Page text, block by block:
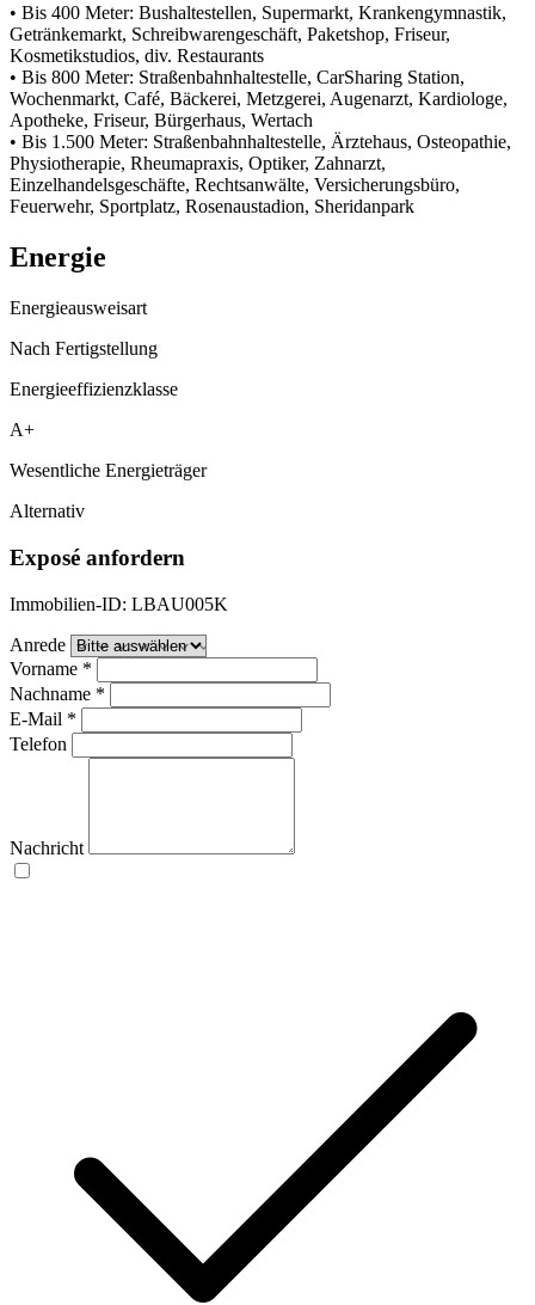
• Bis 400 Meter: Bushaltestellen, Supermarkt, Krankengymnastik,
Getränkemarkt, Schreibwarengeschäft, Paketshop, Friseur,
Kosmetikstudios, div. Restaurants
• Bis 800 Meter: Straßenbahnhaltestelle, CarSharing Station,
Wochenmarkt, Café, Bäckerei, Metzgerei, Augenarzt, Kardiologe,
Apotheke, Friseur, Bürgerhaus, Wertach
• Bis 1.500 Meter: Straßenbahnhaltestelle, Ärztehaus, Osteopathie,
Physiotherapie, Rheumapraxis, Optiker, Zahnarzt,
Einzelhandelsgeschäfte, Rechtsanwälte, Versicherungsbüro,
Feuerwehr, Sportplatz, Rosenaustadion, Sheridanpark
Energie
Energieausweisart
Nach Fertigstellung
Energieeffizienzklasse
A+
Wesentliche Energieträger
Alternativ
Exposé anfordern
Immobilien-ID: LBAU005K
Anrede
Vorname *
Nachname *
E-Mail *
Telefon
Nachricht